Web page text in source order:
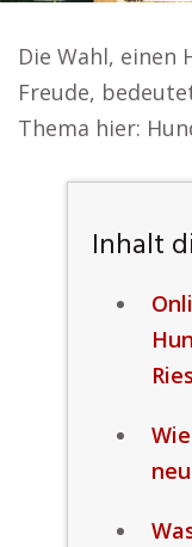
Die Wahl, einen
Freude,
Thema hier:
Inhalt